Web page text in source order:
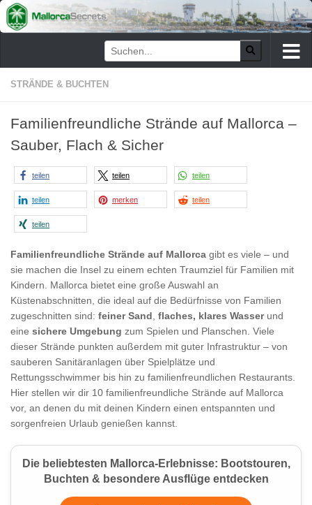
Zum Inhalt springen
STRÄNDE & BUCHTEN
Familienfreundliche Strände auf Mallorca –
Sauber, Flach & Sicher
teilen teilen teilen
teilen merken teilen
teilen
Familienfreundliche Strände auf Mallorca gibt es viele – und
sie machen die Insel zu einem echten Traumziel für Familien mit
Kindern. Mallorca bietet eine große Auswahl an
Küstenabschnitten, die ideal auf die Bedürfnisse von Familien
zugeschnitten sind: feiner Sand flaches, klares Wasserund
eine sichere Umgebung zum Spielen und Planschen. Viele
dieser Strände punkten außerdem mit guter Infrastruktur – von
sauberen Sanitäranlagen über Spielplätze und
Rettungsschwimmer bis hin zu familienfreundlichen Restaurants.
Hier stellen wir dir 10 familienfreundliche Strände auf Mallorca
vor, an denen du mit deinen Kindern einen entspannten und
sorgenfreien Urlaub genießen kannst.
Die beliebtesten Mallorca-Erlebnisse: Bootstouren,
Buchten & besondere Ausflüge entdecken